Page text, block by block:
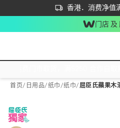
香港．消费净值
立即成为易赏钱
首次APP下单买满$450
门店 及
首页/ 日用品/纸巾/纸巾/屈臣氏蘋果木